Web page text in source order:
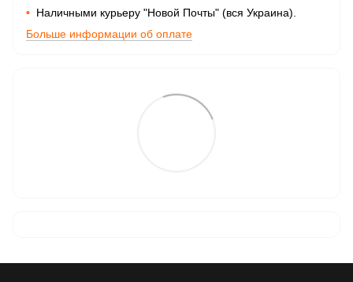
• Наличными курьеру "Новой Почты" (вся Украина).
Больше информации об оплате